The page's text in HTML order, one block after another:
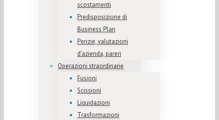
scostamenti
Predisposizione di
Business Plan
Perizie, valutazioni
d’azienda, pareri
Operazioni straordinarie
Fusioni
Scissioni
Liquidazioni
Trasformazioni